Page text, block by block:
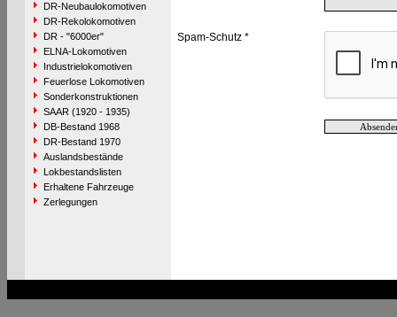
DR-Neubaulokomotiven
DR-Rekolokomotiven
DR - "6000er"
ELNA-Lokomotiven
Industrielokomotiven
Feuerlose Lokomotiven
Sonderkonstruktionen
SAAR (1920 - 1935)
DB-Bestand 1968
DR-Bestand 1970
Auslandsbestände
Lokbestandslisten
Erhaltene Fahrzeuge
Zerlegungen
Spam-Schutz *